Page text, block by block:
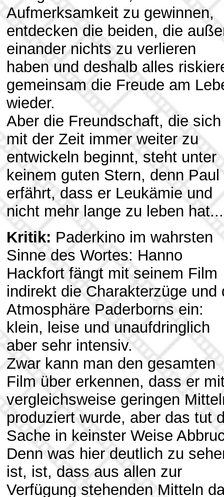
Aufmerksamkeit zu gewinnen,
entdecken die beiden, die
einander nichts zu verlieren
haben und deshalb alles
gemeinsam die Freude am
wieder.
Aber die Freundschaft, die sich
mit der Zeit immer weiter zu
entwickeln beginnt, steht unter
keinem guten Stern, denn Paul
erfährt, dass er Leukämie und
nicht mehr lange zu leben hat...
Kritik: Paderkino im wahrsten
Sinne des Wortes: Hanno
Hackfort fängt mit seinem Film
indirekt die Charakterzüge und
Atmosphäre Paderborns ein:
klein, leise und unaufdringlich
aber sehr intensiv.
Zwar kann man den gesamten
Film über erkennen, dass er
vergleichsweise geringen
produziert wurde, aber das tut
Sache in keinster Weise
Denn was hier deutlich zu
ist, ist, dass aus allen zur
Verfügung stehenden Mitteln